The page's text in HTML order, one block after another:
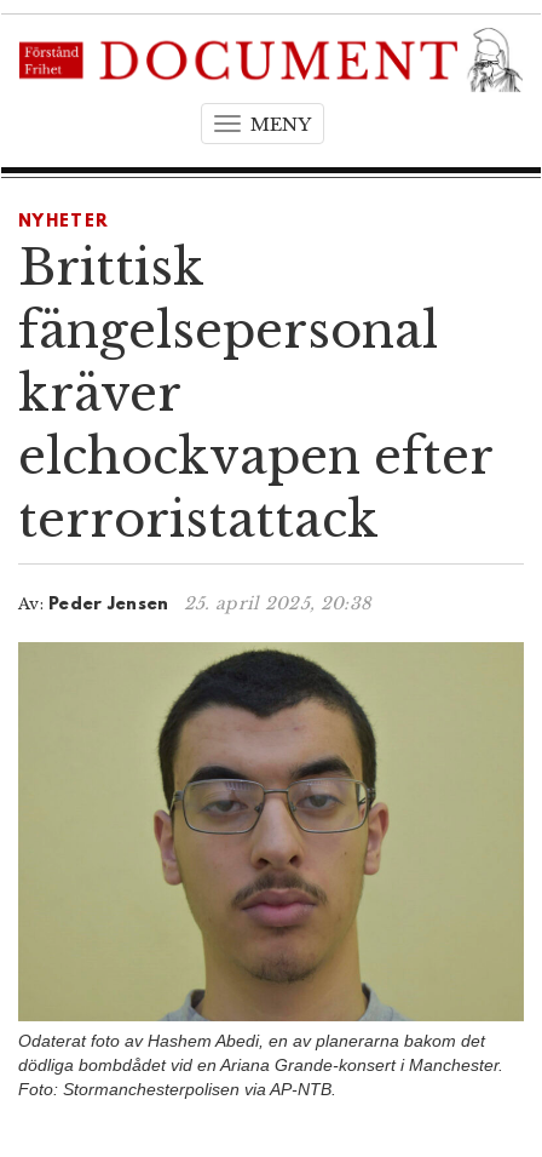
MENYT
g
a
a
t
i
o
n
NYHETER
Brittisk
fängelsepersonal
kräver
elchockvapen efter
terroristattack
Av: Peder Jensen 25. april 2025, 20:38
Odaterat foto av Hashem Abedi, en av planerarna bakom det
dödliga bombdådet vid en Ariana Grande-konsert i Manchester.
Foto: Stormanchesterpolisen via AP-NTB.